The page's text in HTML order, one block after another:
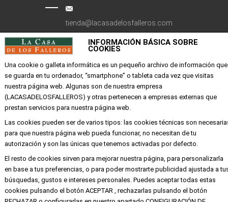
tienda@lacasadelosfalleros.com
Calle Quevedo 6
EMPRESA
Mi cuenta
Aviso legal
Política de privacidad y cookies
Condiciones de compra
Copyright ©AlbaTodos los derechos
INFORMACIÓN BÁSICA SOBRE
COOKIES
Una cookie o galleta informática es un pequeño archivo de información que
se guarda en tu ordenador, “smartphone” o tableta cada vez que visitas
nuestra página web. Algunas son de nuestra empresa
(LACASADELOSFALLEROS) y otras pertenecen a empresas externas que
prestan servicios para nuestra página web.
Las cookies pueden ser de varios tipos: las cookies técnicas son
para que nuestra página web pueda funcionar, no necesitan de tu
autorización y son las únicas que tenemos activadas por defecto.
El resto de cookies sirven para mejorar nuestra página, para personalizarla
en base a tus preferencias, o para poder mostrarte publicidad ajustada a
búsquedas, gustos e intereses personales. Puedes aceptar todas estas
cookies pulsando el botón ACEPTAR , rechazarlas pulsando el botón